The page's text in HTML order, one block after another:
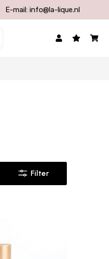
E-mail:info@la-lique.nl
Filter